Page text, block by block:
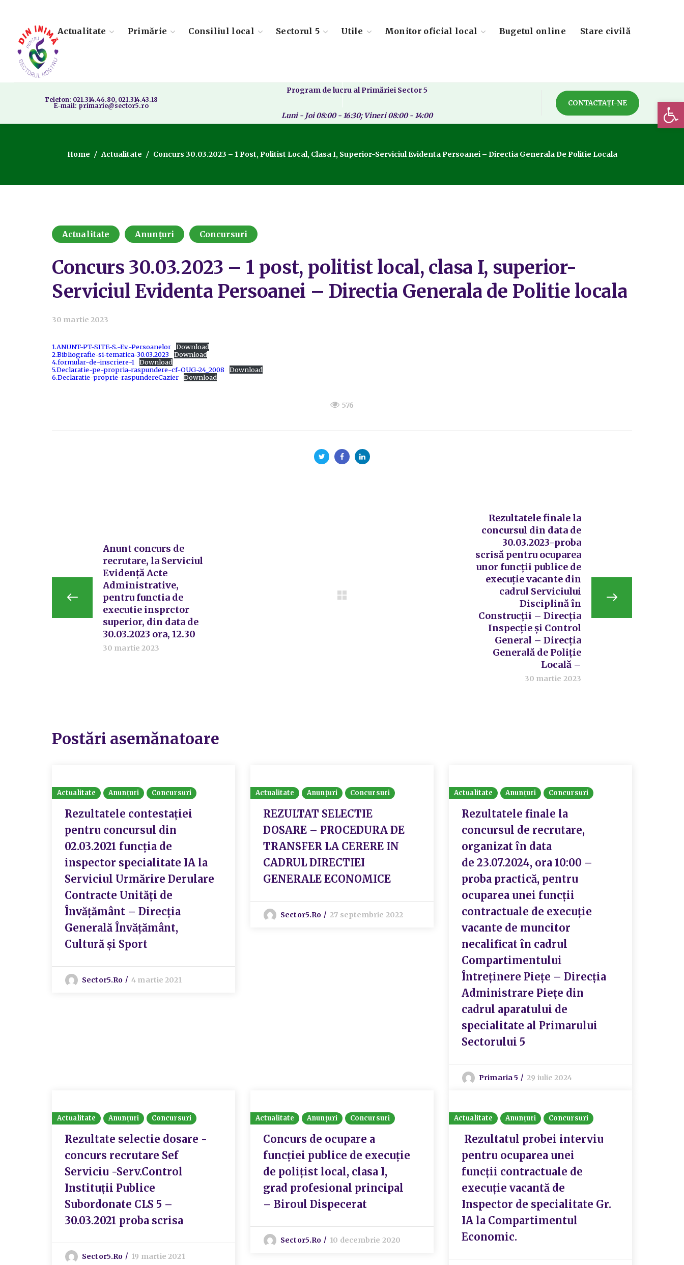
Actualitate Primărie Consiliul local Sectorul 5 Utile Monitor oficial local Bugetul online Stare civilă
Telefon: 021.314.46.80, 021.314.43.18
E-mail: primarie@sector5.ro
Program de lucru al Primăriei Sector 5
Luni - Joi 08:00 - 16:30; Vineri 08:00 - 14:00
CONTACTAȚI-NE
Home Actualitate Concurs 30.03.2023 – 1 Post, Politist Local, Clasa I, Superior-Serviciul Evidenta Persoanei – Directia Generala De Politie Locala
Actualitate Anunțuri Concursuri
Concurs 30.03.2023 – 1 post, politist local, clasa I, superior-
Serviciul Evidenta Persoanei – Directia Generala de Politie locala
30 martie 2023
1.ANUNT-PT-SITE-S.-Ev.-Persoanelor
Download
2.Bibliografie-si-tematica-30.03.2023
Download
4.formular-de-inscriere-1
Download
5.Declaratie-pe-propria-raspundere-cf-OUG-24_2008
Download
6.Declaratie-proprie-raspundereCazier
Download
576
Anunt concurs de
recrutare, la Serviciul
Evidență Acte
Administrative,
pentru functia de
executie insprctor
superior, din data de
30.03.2023 ora, 12.30
30 martie 2023
Rezultatele finale la
concursul din data de
30.03.2023-proba
scrisă pentru ocuparea
unor funcții publice de
execuție vacante din
cadrul Serviciului
Disciplină în
Construcții – Direcția
Inspecție și Control
General – Direcția
Generală de Poliție
Locală –
30 martie 2023
Postări asemănatoare
Actualitate Anunțuri Concursuri
Rezultatele contestației
pentru concursul din
02.03.2021 funcția de
inspector specialitate IA la
Serviciul Urmărire Derulare
Contracte Unități de
Învățământ – Direcția
Generală Învățământ,
Cultură și Sport
Sector5.ro 4 martie 2021
Actualitate Anunțuri Concursuri
REZULTAT SELECTIE
DOSARE – PROCEDURA DE
TRANSFER LA CERERE IN
CADRUL DIRECTIEI
GENERALE ECONOMICE
Sector5.ro 27 septembrie 2022
Actualitate Anunțuri Concursuri
Rezultatele finale la
concursul de recrutare,
organizat în data
de 23.07.2024, ora 10:00 –
proba practică, pentru
ocuparea unei funcții
contractuale de execuție
vacante de muncitor
necalificat în cadrul
Compartimentului
Întreținere Piețe – Direcția
Administrare Piețe din
cadrul aparatului de
specialitate al Primarului
Sectorului 5
Primaria 5 29 iulie 2024
Actualitate Anunțuri Concursuri
Rezultate selectie dosare -
concurs recrutare Sef
Serviciu -Serv.Control
Instituții Publice
Subordonate CLS 5 –
30.03.2021 proba scrisa
Sector5.ro 19 martie 2021
Actualitate Anunțuri Concursuri
Concurs de ocupare a
funcției publice de execuție
de polițist local, clasa I,
grad profesional principal
– Biroul Dispecerat
Sector5.ro 10 decembrie 2020
Actualitate Anunțuri Concursuri
Rezultatul probei interviu
pentru ocuparea unei
funcții contractuale de
execuție vacantă de
Inspector de specialitate Gr.
IA la Compartimentul
Economic.